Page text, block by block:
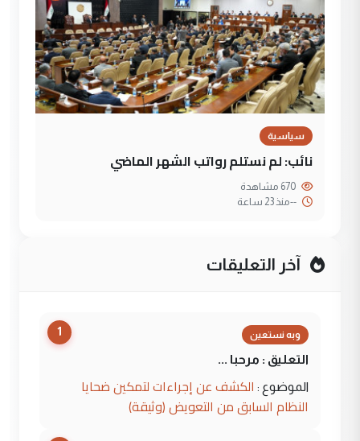
سياسية
نائب: لم نستلم رواتب الشهر الماضي
--منذ 23 ساعة
آخر التعليقات
1 وبه نستعين
التعليق : مرحبا ...
الموضوع : الكشف عن إجراءات لتمكين ضحايا
النظام السابق من التعويض (وثيقة)